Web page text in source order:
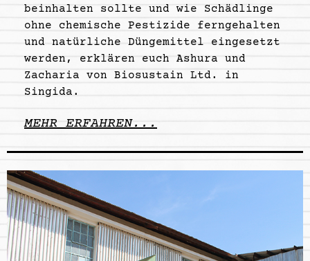
beinhalten sollte und wie Schädlinge
ohne chemische Pestizide ferngehalten
und natürliche Düngemittel eingesetzt
werden, erklären euch Ashura und
Zacharia von Biosustain Ltd. in
Singida.
MEHR ERFAHREN...